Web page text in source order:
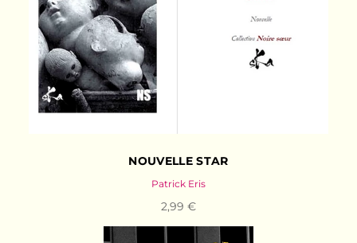
NOUVELLE STAR
Patrick Eris
2,99 €